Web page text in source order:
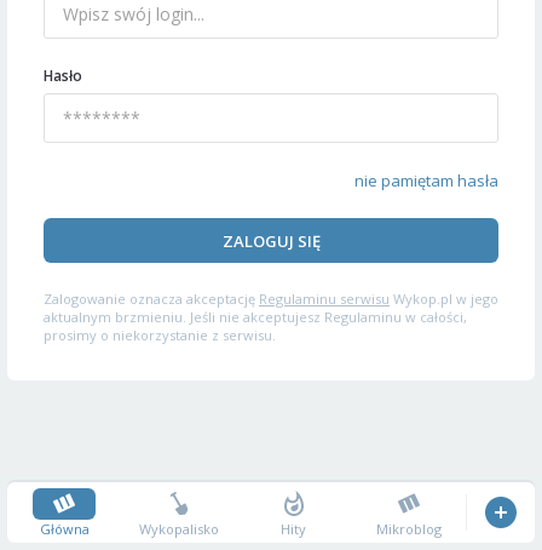
Hasło
nie pamiętam hasła
ZALOGUJ SIĘ
Zalogowanie oznacza akceptację Regulaminu serwisu Wykop.pl w jego
aktualnym brzmieniu. Jeśli nie akceptujesz Regulaminu w całości,
prosimy o niekorzystanie z serwisu.
Główna Wykopalisko Hity Mikroblog